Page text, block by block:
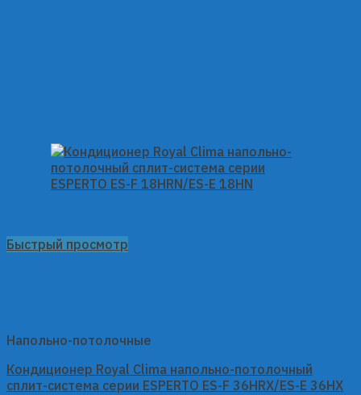
Быстрый просмотр
Напольно-потолочные
Кондиционер Royal Clima напольно-потолочный
сплит-система серии ESPERTO ES-F 36HRX/ES-E 36HX